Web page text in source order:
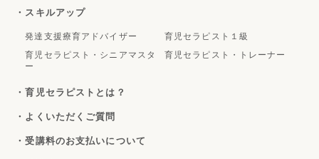
・スキルアップ
発達支援療育アドバイザー
育児セラピスト１級
育児セラピスト・シニアマスタ
ー
育児セラピスト・トレーナー
・育児セラピストとは？
・よくいただくご質問
・受講料のお支払いについて